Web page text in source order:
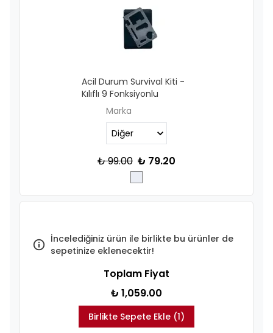
Acil Durum Survival Kiti -
Kılıflı 9 Fonksiyonlu
Marka
₺ 99.00 ₺ 79.20
İncelediğiniz ürün ile birlikte bu ürünler de
sepetinize eklenecektir!
Toplam Fiyat
₺ 1,059.00
Birlikte Sepete Ekle (1)